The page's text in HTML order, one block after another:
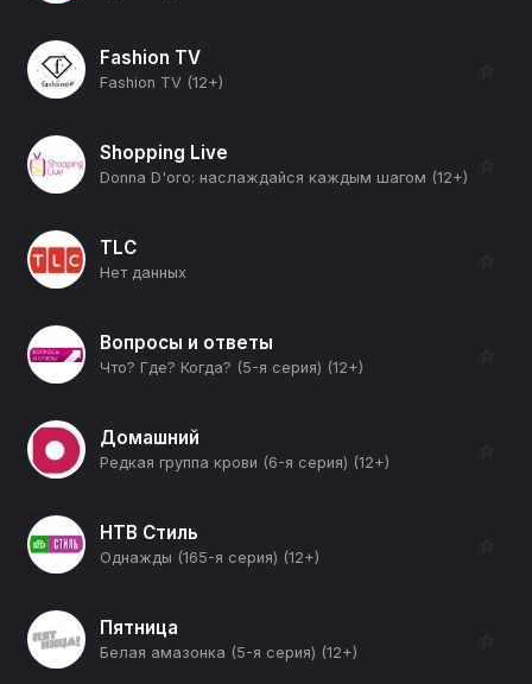
Fashion TV
Fashion TV (12+)
☆
Shopping Live
Donna D'oro: наслаждайся каждым шагом (12+)
☆
TLC
Нет данных
☆
Вопросы и ответы
Что? Где? Когда? (5-я серия) (12+)
☆
Домашний
Редкая группа крови (6-я серия) (12+)
☆
НТВ Стиль
Однажды (165-я серия) (12+)
☆
Пятница
Белая амазонка (5-я серия) (12+)
☆